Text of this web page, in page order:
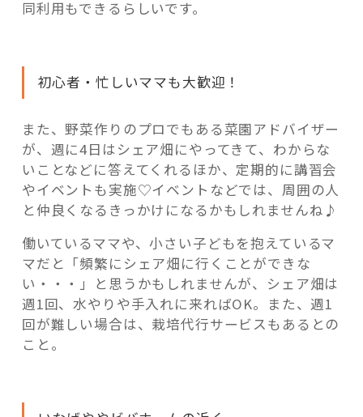
同利用もできるらしいです。
初心者・忙しいママも大歓迎！
また、野菜作りのプロでもある菜園アドバイザー
が、週に4日はシェア畑にやってきて、わからな
いことなどに答えてくれるほか、定期的に講習会
やイベントも実施♡イベントなどでは、周囲の人
と仲良くなるきっかけになるかもしれませんね♪
働いているママや、小さい子どもを抱えているマ
マだと「頻繁にシェア畑に行くことができな
い・・・」と思うかもしれませんが、シェア畑は
週1回、水やりや手入れに来ればOK。また、週1
回が難しい場合は、栽培代行サービスもあるとの
こと。